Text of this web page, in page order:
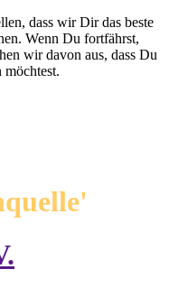
dass wir Dir das beste
Wenn Du fortfährst,
wir davon aus, dass Du
möchtest.